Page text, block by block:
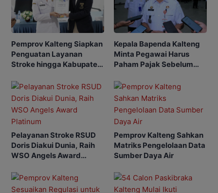
Pemprov Kalteng Siapkan
Penguatan Layanan
Stroke hingga Kabupaten
Kepala Bapenda Kalteng
Minta Pegawai Harus
Paham Pajak Sebelum
Pelayanan Stroke RSUD
Doris Diakui Dunia, Raih
WSO Angels Award
Pemprov Kalteng Sahkan
Matriks Pengelolaan Data
Sumber Daya Air